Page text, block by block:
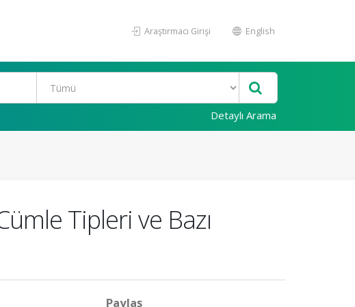
Araştırmacı Girişi English
Detaylı Arama
Tipleri ve Bazı
Paylaş